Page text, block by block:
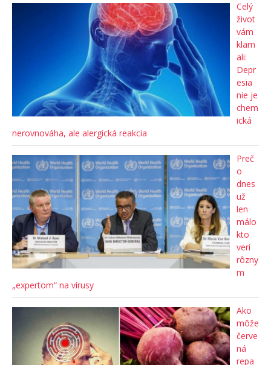
Celý
život
vám
klam
ali:
Depr
esia
nie je
chem
ická
nerovnováha, ale alergická reakcia
Preč
o
dnes
už
len
málo
kto
verí
rôzny
m
„expertom“ na vírusy
Ako
môže
červe
ná
repa